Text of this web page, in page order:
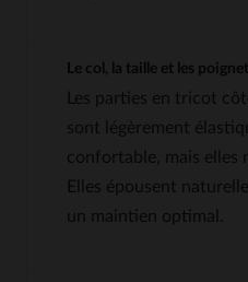
Le col, la taille et les
Les parties en tricot
sont légèrement
confortable, mais elles
Elles épousent
un maintien optimal.